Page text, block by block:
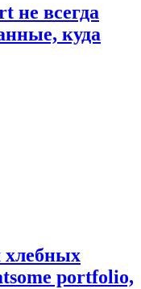
не всегда
куда
хлебных
portfolio,